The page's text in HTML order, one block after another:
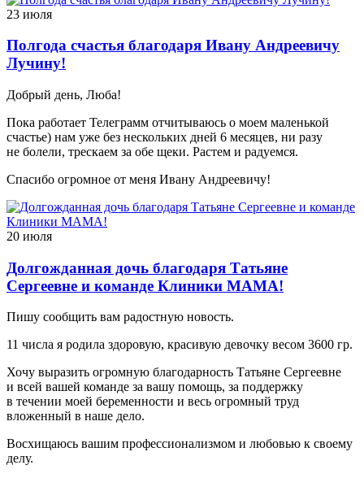
23 июля
Полгода счастья благодаря Ивану Андреевичу
Лучину!
Добрый день, Люба!
Пока работает Телеграмм отчитываюсь о моем маленькой
счастье) нам уже без нескольких дней 6 месяцев, ни разу
не болели, трескаем за обе щеки. Растем и радуемся.
Спасибо огромное от меня Ивану Андреевичу!
20 июля
Долгожданная дочь благодаря Татьяне
Сергеевне и команде Клиники МАМА!
Пишу сообщить вам радостную новость.
11 числа я родила здоровую, красивую девочку весом 3600 гр.
Хочу выразить огромную благодарность Татьяне Сергеевне
и всей вашей команде за вашу помощь, за поддержку
в течении моей беременности и весь огромный труд
вложенный в наше дело.
Восхищаюсь вашим профессионализмом и любовью к своему
делу.